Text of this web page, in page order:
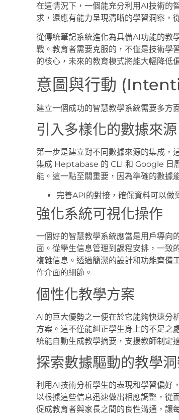
在這情況下，一個能充分利用AI技術的
求，還應有能力呈現清晰的學習洞察，
從傳統筆記系統進化為具備AI功能的教
戰。教育者需要克服的，不僅是技術學
的核心，未來的教育模式將能大幅降低
意圖與行動
建立一個成功的智慧教學系統需要多方
引入多樣化的數據來源
第一步是建立對不同數據來源的集成，
集成 Heptabase 的 CLI 和 Google 日
能。這一點至關重要，因為準確的數據
完善API的對接，確保資料可以做
強化系統可視化操作
一個好的智慧教學系統應當是用戶導向
面。從學生信息管理到課程安排，一致
複雜信息。透過簡潔的設計和功能齊備
作介面的細節。
個性化教學方案
AI的巨大優勢之一便在於它能夠快速分
方案。這不僅能糾正學生身上的不足之
統能自動生成教學摘要，支援教師制定
探索數據驅動的教學
利用AI技術分析學生的表現和學習偏好
以根據這些信息迅速做出相應調整，從
促成教育者與家長之間的良性溝通，讓